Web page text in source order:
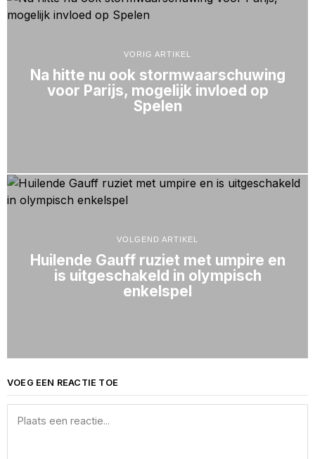
VORIG ARTIKEL
Na hitte nu ook stormwaarschuwing
voor Parijs, mogelijk invloed op
Spelen
VOLGEND ARTIKEL
Huilende Gauff ruziet met umpire en
is uitgeschakeld in olympisch
enkelspel
VOEG EEN REACTIE TOE